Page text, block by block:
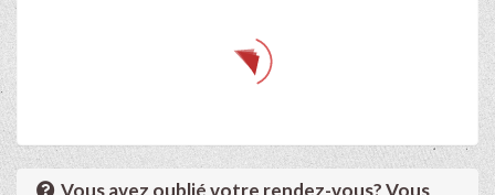
Vous avez oublié votre rendez-vous? Vous